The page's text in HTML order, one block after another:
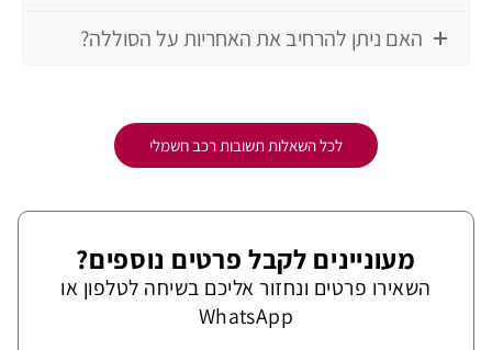
האם ניתן להרחיב את האחריות על הסוללה?
לכל השאלות תשובות רכב חשמלי
מעוניינים לקבל פרטים נוספים?
השאירו פרטים ונחזור אליכם בשיחה לטלפון או
WhatsApp